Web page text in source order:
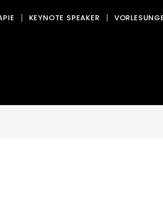
KEYNOTE SPEAKER